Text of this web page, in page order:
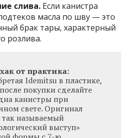
слива. Если канистра
масла по шву — это
брак тары, характерный
розлива.
от практика:
Idemitsu в пластике,
покупки сделайте
канистры при
свете. Оригинал
так называемый
выступ»